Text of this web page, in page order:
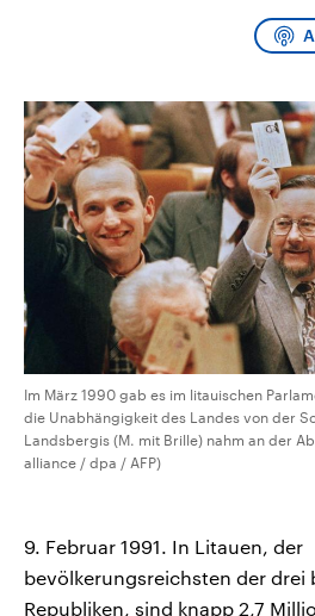
Im März 1990 gab es im litauischen
die Unabhängigkeit des Landes von der
Landsbergis (M. mit Brille) nahm an der
alliance / dpa / AFP)
9. Februar 1991. In Litauen, der
bevölkerungsreichsten der drei
Republiken, sind knapp 2,7